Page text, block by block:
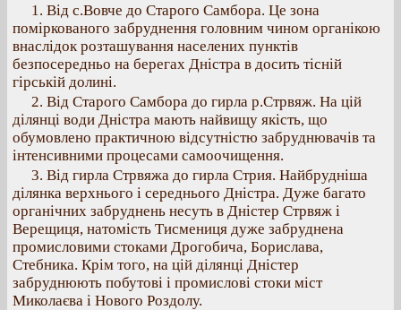
1. Від с.Вовче до Старого Самбора. Це зона
поміркованого забруднення головним чином органікою
внаслідок розташування населених пунктів
безпосередньо на берегах Дністра в досить тісній
гірській долині.
2. Від Старого Самбора до гирла р.Стрвяж. На цій
ділянці води Дністра мають найвищу якість, що
обумовлено практичною відсутністю забруднювачів та
інтенсивними процесами самоочищення.
3. Від гирла Стрвяжа до гирла Стрия. Найбрудніша
ділянка верхнього і середнього Дністра. Дуже багато
органічних забруднень несуть в Дністер Стрвяж і
Верещиця, натомість Тисмениця дуже забруднена
промисловими стоками Дрогобича, Борислава,
Стебника. Крім того, на цій ділянці Дністер
забруднюють побутові і промислові стоки міст
Миколаєва і Нового Роздолу.